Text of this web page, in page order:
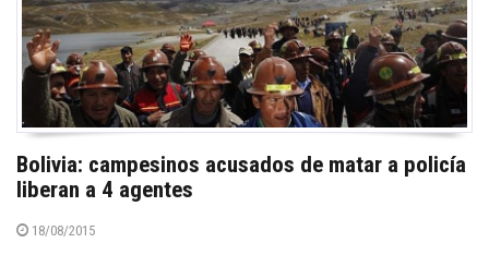
Bolivia: campesinos acusados de matar a policía
liberan a 4 agentes
18/08/2015